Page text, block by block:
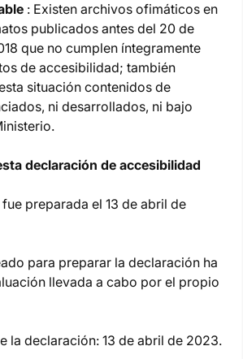
: Existen archivos ofimáticos en
publicados antes del 20 de
que no cumplen íntegramente
de accesibilidad; también
situación contenidos de
ni desarrollados, ni bajo
declaración de accesibilidad
preparada el 13 de abril de
para preparar la declaración ha
llevada a cabo por el propio
la declaración: 13 de abril de 2023.